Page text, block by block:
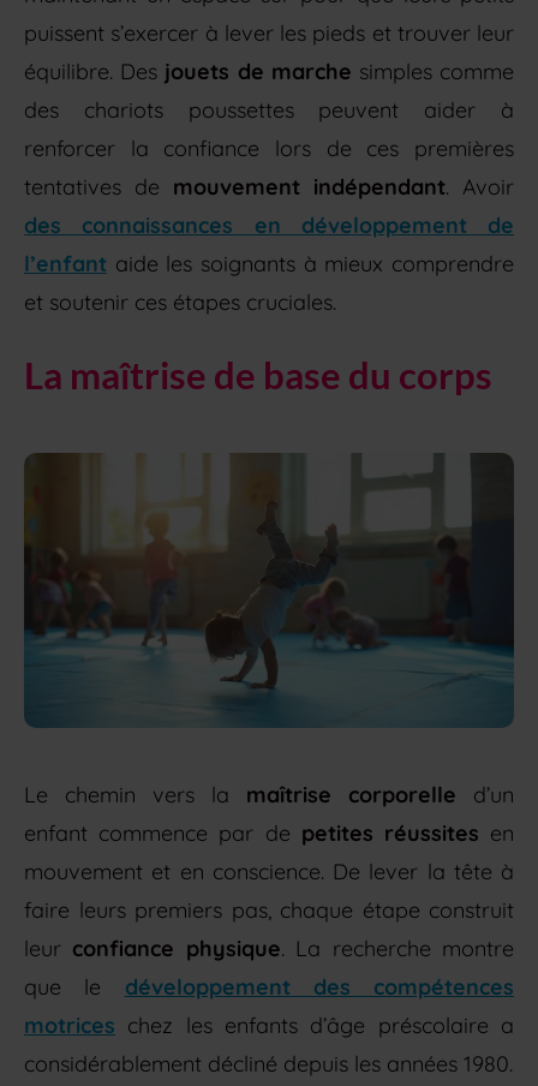
puissent s’exercer à lever les pieds et trouver leur
équilibre. Des jouets de marche simples comme
des chariots poussettes peuvent aider à
renforcer la confiance lors de ces premières
tentatives de mouvement indépendant. Avoir
des connaissances en développement de
l’enfant aide les soignants à mieux comprendre
et soutenir ces étapes cruciales.
La maîtrise de base du corps
Le chemin vers la maîtrise corporelle d’un
enfant commence par de petites réussites en
mouvement et en conscience. De lever la tête à
faire leurs premiers pas, chaque étape construit
leur confiance physique. La recherche montre
que le développement des compétences
motrices chez les enfants d’âge préscolaire a
considérablement décliné depuis les années 1980.